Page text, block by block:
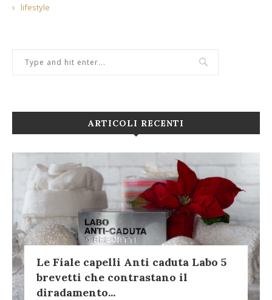
lifestyle
ARTICOLI RECENTI
Le Fiale capelli Anti caduta Labo 5
brevetti che contrastano il
diradamento...